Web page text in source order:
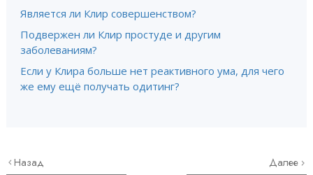
Является ли Клир совершенством?
Подвержен ли Клир простуде и другим
заболеваниям?
Если у Клира больше нет реактивного ума, для чего
же ему ещё получать одитинг?
Назад Далее